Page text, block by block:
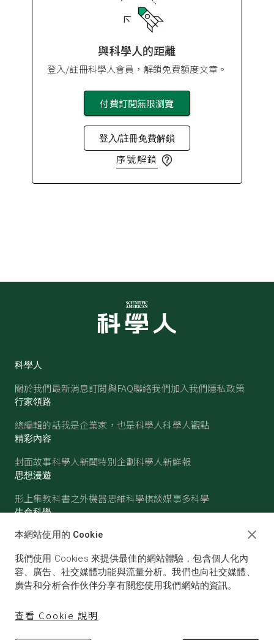
與科學人的距離
登入/註冊科學人會員，解鎖免費額度文章。
付費訂閱無限瀏覽
登入/註冊免費解鎖
序號解鎖
科學人
關於我們最新消息訂閱與FAQ聯絡我們加入我們隱私政策
行家領路
總編輯的話我是企業家，也是科學人科學人觀點
精彩內容
封面故事科學人新聞特別企劃科學人新鮮報
思想漫遊
形上集教科書之外機器思維科學棋談媒事多科學
生命科學
醫學古生物心理學生態學
物理 化學地球科學天文
本網站使用的 Cookie
我們使用 Cookies 來提供最佳的網站體驗，包含個人化內
容、廣告、社交媒體功能與流量分析。我們也向社交媒體、
廣告和分析合作伙伴分享有關您使用我們網站的資訊。
查看 Cookie 說明